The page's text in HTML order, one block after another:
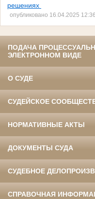
решениях
опубликовано 16.04.2025
ПОДАЧА
ЭЛЕКТРОННОМ ВИДЕ
О СУДЕ
СУДЕЙСКОЕ
НОРМАТИВНЫЕ АКТЫ
ДОКУМЕНТЫ СУДА
СУДЕБНОЕ
СПРАВОЧНАЯ